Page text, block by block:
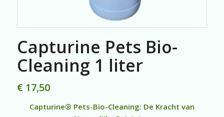
Capturine Pets Bio-
Cleaning 1 liter
€17,50
Capturine® Pets-Bio-Cleaning: De Kracht van